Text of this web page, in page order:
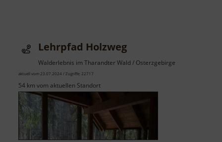
Lehrpfad Holzweg
Walderlebnis im Tharandter Wald / Osterzgebirge
aktuell vom 23.07.2024 / Zugriffe: 22717
54 km vom aktuellen Standort